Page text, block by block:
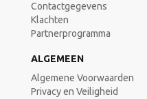
Contactgegevens
Klachten
Partnerprogramma
ALGEMEEN
Algemene Voorwaarden
Privacy en Veiligheid